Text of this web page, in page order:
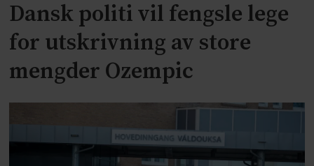
Dansk politi vil fengsle lege
for utskrivning av store
mengder Ozempic